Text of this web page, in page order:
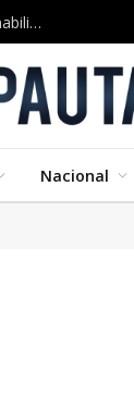
Google impulsa nuevos cursos certificados en inteligencia artificial y habilidades digitales
Nacional